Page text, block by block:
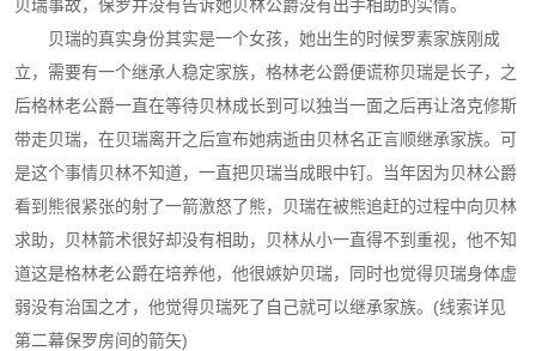
贝瑞事故，保罗并没有告诉她贝林公爵没有出手相助的实情。
贝瑞的真实身份其实是一个女孩，她出生的时候罗素家族刚成
立，需要有一个继承人稳定家族，格林老公爵便谎称贝瑞是长子，之
后格林老公爵一直在等待贝林成长到可以独当一面之后再让洛克修斯
带走贝瑞，在贝瑞离开之后宣布她病逝由贝林名正言顺继承家族。可
是这个事情贝林不知道，一直把贝瑞当成眼中钉。当年因为贝林公爵
看到熊很紧张的射了一箭激怒了熊，贝瑞在被熊追赶的过程中向贝林
求助，贝林箭术很好却没有相助，贝林从小一直得不到重视，他不知
道这是格林老公爵在培养他，他很嫉妒贝瑞，同时也觉得贝瑞身体虚
弱没有治国之才，他觉得贝瑞死了自己就可以继承家族。(线索详见
第二幕保罗房间的箭矢)